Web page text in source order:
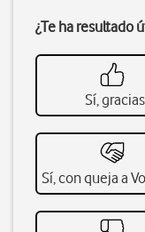
¿Te ha resultado
Sí, gracias
Sí, con queja a